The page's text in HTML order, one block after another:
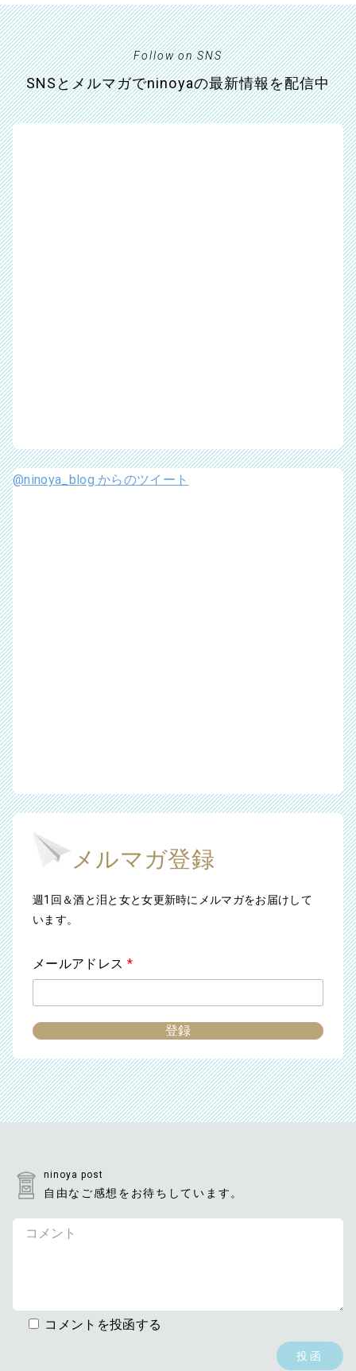
Follow on SNS
SNSとメルマガでninoyaの最新情報を配信中
@ninoya_blog からのツイート
メルマガ登録
週1回＆酒と泪と女と女更新時にメルマガをお届けして
います。
メールアドレス *
ninoya post
自由なご感想をお待ちしています。
コメントを投函する